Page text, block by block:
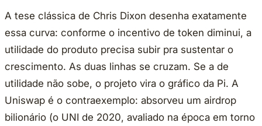
A tese clássica de Chris Dixon desenha exatamente
essa curva: conforme o incentivo de token diminui, a
utilidade do produto precisa subir pra sustentar o
crescimento. As duas linhas se cruzam. Se a de
utilidade não sobe, o projeto vira o gráfico da Pi. A
Uniswap é o contraexemplo: absorveu um airdrop
bilionário (o UNI de 2020, avaliado na época em torno